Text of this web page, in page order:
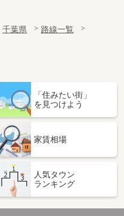
千葉県
路線一覧
「住みたい街」
を見つけよう
家賃相場
人気タウン
ランキング